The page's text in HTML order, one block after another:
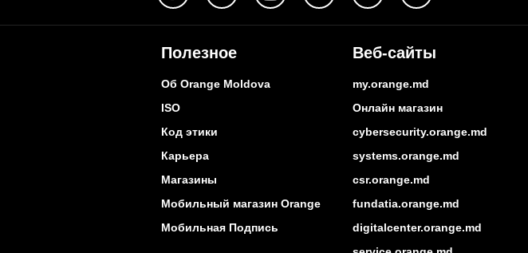
Полезное
Об Orange Moldova
ISO
Код этики
Карьера
Магазины
Мобильный магазин Orange
Мобильная Подпись
Веб-сайты
my.orange.md
Онлайн магазин
cybersecurity.orange.md
systems.orange.md
csr.orange.md
fundatia.orange.md
digitalcenter.orange.md